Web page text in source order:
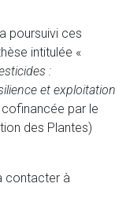
poursuivi ces
intitulée «
:
et exploitation
cofinancée par le
des Plantes)
contacter à